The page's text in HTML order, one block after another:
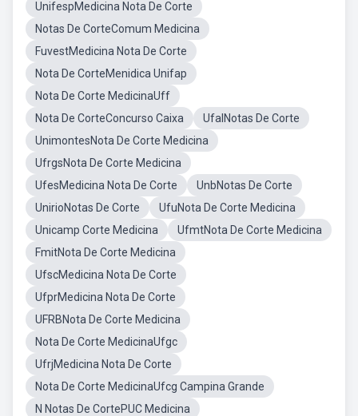
UnifespMedicina Nota De Corte
Notas De CorteComum Medicina
FuvestMedicina Nota De Corte
Nota De CorteMenidica Unifap
Nota De Corte MedicinaUff
Nota De CorteConcurso Caixa
UfalNotas De Corte
UnimontesNota De Corte Medicina
UfrgsNota De Corte Medicina
UfesMedicina Nota De Corte
UnbNotas De Corte
UnirioNotas De Corte
UfuNota De Corte Medicina
Unicamp Corte Medicina
UfmtNota De Corte Medicina
FmitNota De Corte Medicina
UfscMedicina Nota De Corte
UfprMedicina Nota De Corte
UFRBNota De Corte Medicina
Nota De Corte MedicinaUfgc
UfrjMedicina Nota De Corte
Nota De Corte MedicinaUfcg Campina Grande
N Notas De CortePUC Medicina